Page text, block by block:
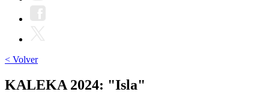
< Volver
KALEKA 2024: "Isla"